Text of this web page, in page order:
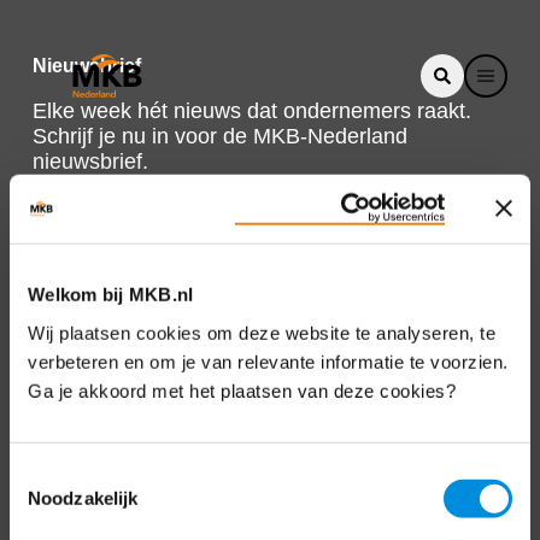
Welkom bij MKB.nl
Wij plaatsen cookies om deze website te analyseren, te
verbeteren en om je van relevante informatie te voorzien.
Ga je akkoord met het plaatsen van deze cookies?
Noodzakelijk
Nieuwsbrief
Elke week hét nieuws dat ondernemers raakt.
Schrijf je nu in voor de MKB-Nederland
nieuwsbrief.
Direct naar
Over ons
Bezuidenhoutseweg 12